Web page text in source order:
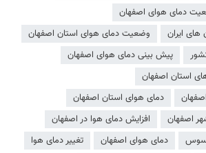
دمای هوای اصفهان
ایران
وضعیت دمای هوای استان اصفهان
پیش بینی دمای هوای اصفهان
استان اصفهان
دمای هوای استان اصفهان
اصفهان
افزایش دمای هوا در اصفهان
دمای هوای اصفهان
تغییر دمای هوا